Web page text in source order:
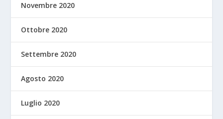
Novembre 2020
Ottobre 2020
Settembre 2020
Agosto 2020
Luglio 2020